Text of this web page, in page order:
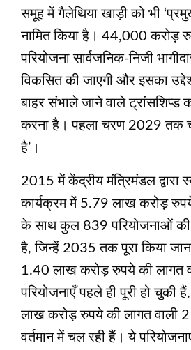
समूह में गैलेथिया खाड़ी को भी
नामित किया है। 44,000 करोड़
परियोजना सार्वजनिक-निजी
विकसित की जाएगी और इसका
बाहर संभाले जाने वाले ट्रांसशिप्ड
करना है। पहला चरण 2029 तक
है’।
2015 में केंद्रीय मंत्रिमंडल द्वारा
कार्यक्रम में 5.79 लाख करोड़
के साथ कुल 839 परियोजनाओं की
है, जिन्हें 2035 तक पूरा किया
1.40 लाख करोड़ रुपये की लागत
परियोजनाएँ पहले ही पूरी हो
लाख करोड़ रुपये की लागत वाली
वर्तमान में चल रही हैं। ये